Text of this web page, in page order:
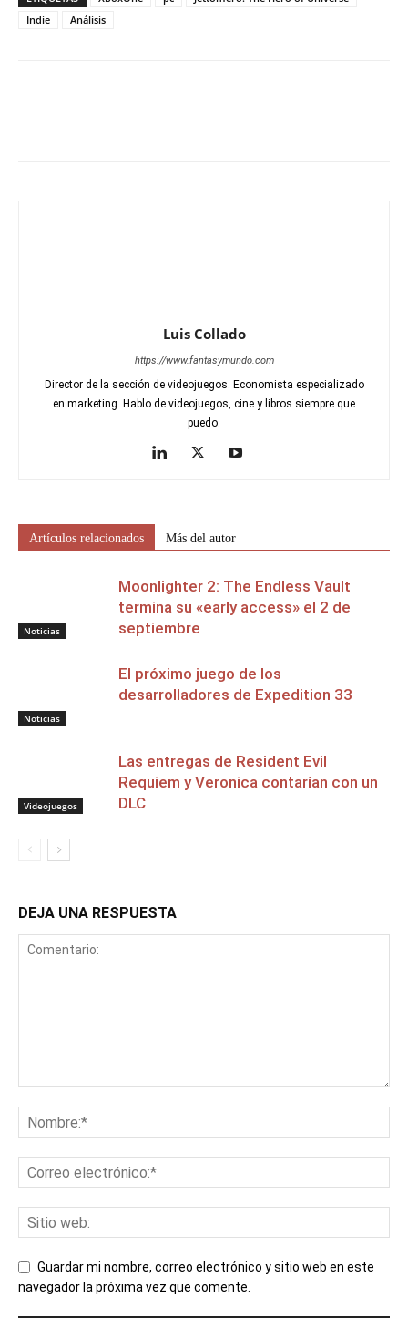
Indie
Análisis
Luis Collado
https://www.fantasymundo.com
Director de la sección de videojuegos. Economista especializado
en marketing. Hablo de videojuegos, cine y libros siempre que
puedo.
Artículos relacionados Más del autor
Noticias
Moonlighter 2: The Endless Vault
termina su «early access» el 2 de
septiembre
Noticias
El próximo juego de los
desarrolladores de Expedition 33
Videojuegos
Las entregas de Resident Evil
Requiem y Veronica contarían con un
DLC
DEJA UNA RESPUESTA
Guardar mi nombre, correo electrónico y sitio web en este
navegador la próxima vez que comente.